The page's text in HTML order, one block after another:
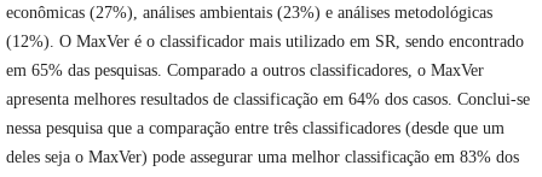
econômicas (27%), análises ambientais (23%) e análises metodológicas
(12%). O MaxVer é o classificador mais utilizado em SR, sendo encontrado
em 65% das pesquisas. Comparado a outros classificadores, o MaxVer
apresenta melhores resultados de classificação em 64% dos casos. Conclui-se
nessa pesquisa que a comparação entre três classificadores (desde que um
deles seja o MaxVer) pode assegurar uma melhor classificação em 83% dos